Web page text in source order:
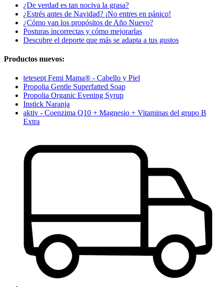
¿De verdad es tan nociva la grasa?
¿Estrés antes de Navidad? ¡No entres en pánico!
¿Cómo van los propósitos de Año Nuevo?
Posturas incorrectas y cómo mejorarlas
Descubre el deporte que más se adapta a tus gustos
Productos nuevos:
tetesept Femi Mama® - Cabello y Piel
Propolia Gentle Superfatted Soap
Propolia Organic Evening Syrup
Instick Naranja
aktiv - Coenzima Q10 + Magnesio + Vitaminas del grupo B
Extra